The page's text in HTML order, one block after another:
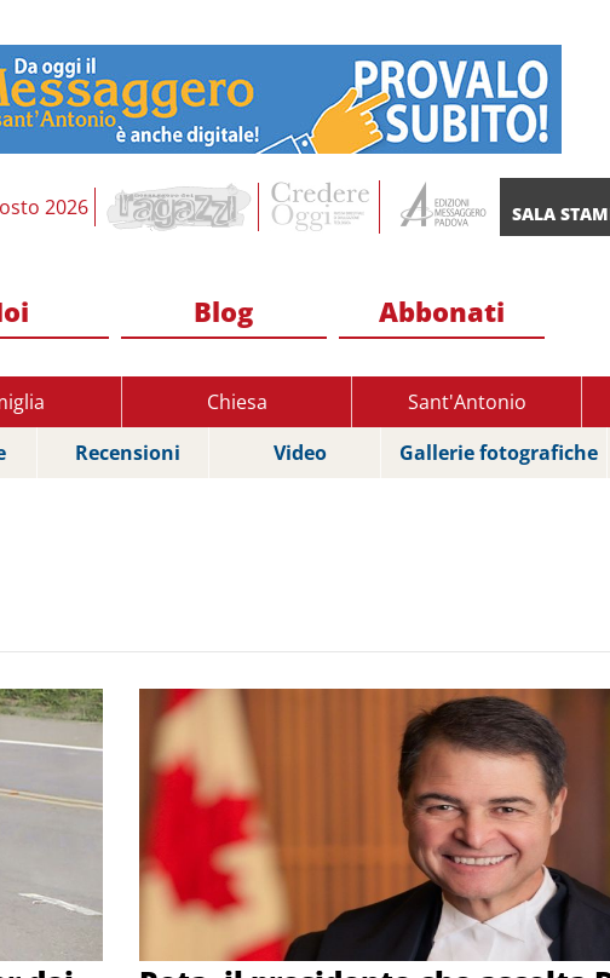
2026 SALA
Blog Abbonati
Chiesa Sant'Antonio
Recensioni Video Gallerie fotografiche